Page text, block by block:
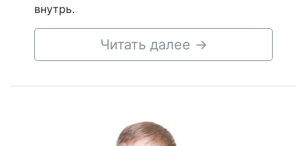
внутрь.
Читать далее →